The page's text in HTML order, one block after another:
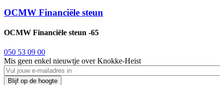
OCMW Financiële steun
OCMW Financiële steun -65
050 53 09 00
Mis geen enkel nieuwtje over Knokke-Heist